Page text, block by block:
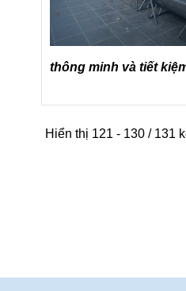
thông minh và tiết
Hiển thị 121 - 130 / 131